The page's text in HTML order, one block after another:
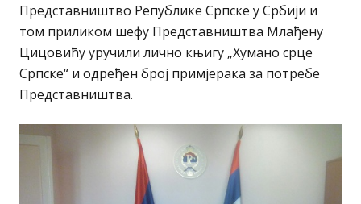
Представништво Републике Српске у Србији и
том приликом шефу Представништва Млађену
Цицовићу уручили лично књигу „Хумано срце
Српске“ и одређен број примјерака за потребе
Представништва.